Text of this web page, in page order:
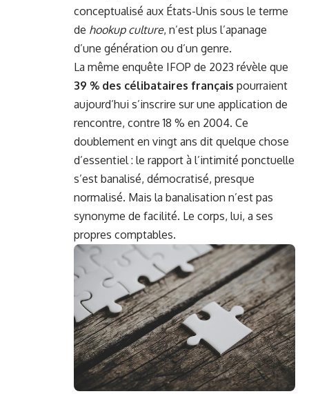
conceptualisé aux États-Unis sous le terme
de hookup culture, n’est plus l’apanage
d’une génération ou d’un genre.
La même enquête IFOP de 2023 révèle que
39 % des célibataires français pourraient
aujourd’hui s’inscrire sur une application de
rencontre, contre 18 % en 2004. Ce
doublement en vingt ans dit quelque chose
d’essentiel : le rapport à l’intimité ponctuelle
s’est banalisé, démocratisé, presque
normalisé. Mais la banalisation n’est pas
synonyme de facilité. Le corps, lui, a ses
propres comptables.